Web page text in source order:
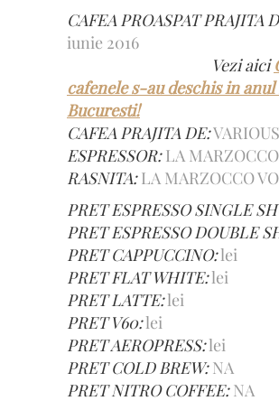
CAFEA PROASPAT PRAJITA
iunie 2016
Vezi aici
cafenele s-au deschis in anul
Bucuresti!
CAFEA PRAJITA DE:VARIOUS
ESPRESSOR: LA
RASNITA: LA MARZOCCO
PRET ESPRESSO SINGLE
PRET ESPRESSO DOUBLE
PRET CAPPUCCINO:lei
PRET FLAT WHITE:lei
PRET LATTE:lei
PRET V60:lei
PRET AEROPRESS:lei
PRET COLD BREW: NA
PRET NITRO COFFEE: NA